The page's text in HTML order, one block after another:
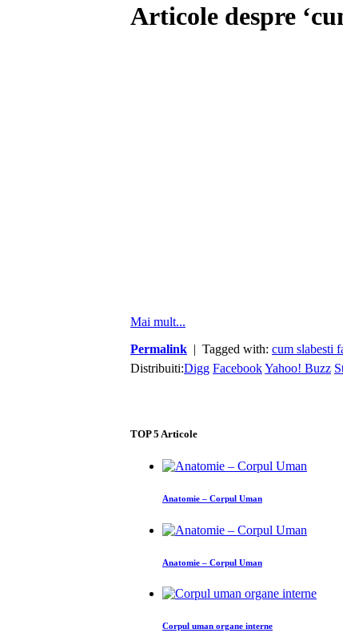
Articole despre
Mai mult...
Permalink | Tagged with: cum slabesti
Distribuiti:Digg FacebookYahoo! Buzz
TOP5 Articole
Anatomie – Corpul Uman
Anatomie – Corpul Uman
Corpul uman organe interne